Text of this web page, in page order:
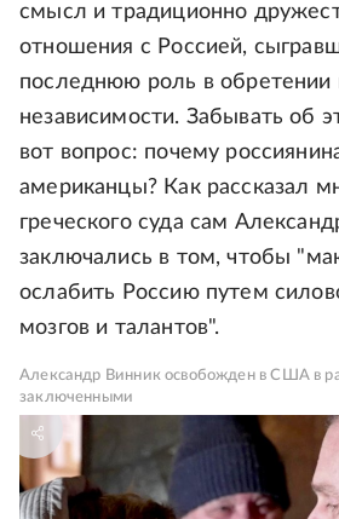
смысл и традиционно
отношения с Россией,
последнюю роль в обретении
независимости. Забывать об
вот вопрос: почему
американцы? Как рассказал
греческого суда сам
заключались в том, чтобы
ослабить Россию путем
мозгов и талантов".
Александр Винник освобожден в США в
заключенными